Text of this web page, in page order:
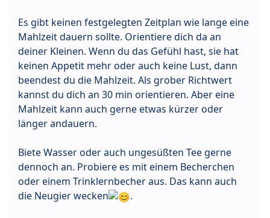
Es gibt keinen festgelegten Zeitplan wie lange eine
Mahlzeit dauern sollte. Orientiere dich da an
deiner Kleinen. Wenn du das Gefühl hast, sie hat
keinen Appetit mehr oder auch keine Lust, dann
beendest du die Mahlzeit. Als grober Richtwert
kannst du dich an 30 min orientieren. Aber eine
Mahlzeit kann auch gerne etwas kürzer oder
länger andauern.
Biete Wasser oder auch ungesüßten Tee gerne
dennoch an. Probiere es mit einem Becherchen
oder einem Trinklernbecher aus. Das kann auch
die Neugier wecken
.